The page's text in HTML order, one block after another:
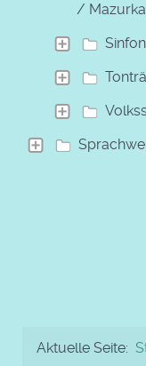
/
Aktuelle Seite: